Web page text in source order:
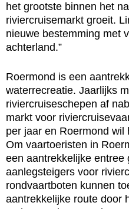
het grootste binnen het
riviercruisemarkt groeit.
nieuwe bestemming met
achterland.”
Roermond is een
waterrecreatie. Jaarlijks
riviercruiseschepen af
markt voor
per jaar en Roermond wil
Om vaartoeristen in
een aantrekkelijke entree
aanlegsteigers voor
rondvaartboten kunnen
aantrekkelijke route door